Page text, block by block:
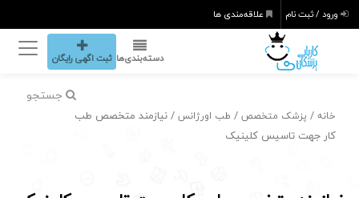
ورود / ثبت نام علاقه‌مندی ها
دسته‌بندی‌ها ثبت اگهی رایگان
جستجو
خانه / پزشک متخصص / طب اورژانس / نیازمند متخصص طب
کار جهت تاسیس کلینیک